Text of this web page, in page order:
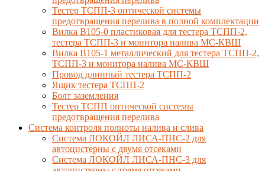
Тестер ТСПП-3 оптической системы
предотвращения перелива в полной комплектации
Вилка В105-0 пластиковая для тестера ТСПП-2,
тестера ТСПП-3 и монитора налива МС-КВШ
Вилка В105-1 металлический для тестера ТСПП-2,
ТСПП-3 и монитора налива МС-КВШ
Провод длинный тестера ТСПП-2
Ящик тестера ТСПП-2
Болт заземления
Тестер ТСПП оптической системы
предотвращения перелива
Cистема контроля полноты налива и слива
Система ЛОКОЙЛ ЛИСА-ПНС-2 для
автоцистерны с двумя отсеками
Система ЛОКОЙЛ ЛИСА-ПНС-3 для